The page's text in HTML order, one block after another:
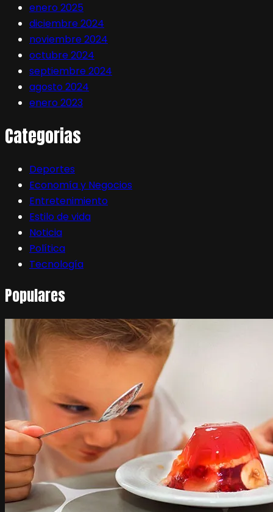
enero 2025
diciembre 2024
noviembre 2024
octubre 2024
septiembre 2024
agosto 2024
enero 2023
Categorias
Deportes
Economía y Negocios
Entretenimiento
Estilo de vida
Noticia
Política
Tecnología
Populares